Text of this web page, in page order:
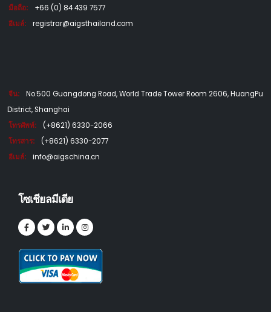
มือถือ:
+66 (0) 84 439 7577
อีเมล์:
registrar@aigsthailand.com
จีน:
No.500 Guangdong Road, World Trade Tower Room 2606, HuangPu
District, Shanghai
โทรศัพท์:
(+8621) 6330-2066
โทรสาร:
(+8621) 6330-2077
อีเมล์:
info@aigschina.cn
โซเชียลมีเดีย